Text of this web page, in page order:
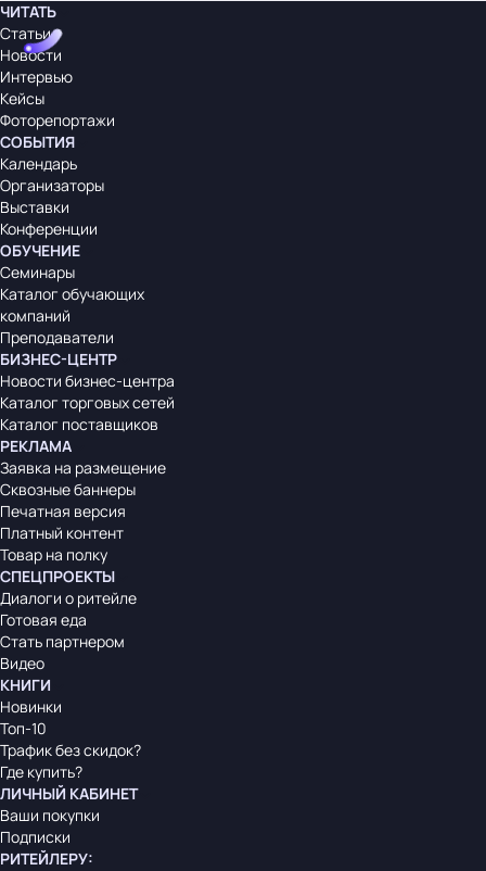
ЧИТАТЬ
Статьи
Новости
Интервью
Кейсы
Фоторепортажи
СОБЫТИЯ
Календарь
Организаторы
Выставки
Конференции
ОБУЧЕНИЕ
Семинары
Каталог обучающих
компаний
Преподаватели
БИЗНЕС-ЦЕНТР
Новости бизнес-центра
Каталог торговых сетей
Каталог поставщиков
РЕКЛАМА
Заявка на размещение
Сквозные баннеры
Печатная версия
Платный контент
Товар на полку
СПЕЦПРОЕКТЫ
Диалоги о ритейле
Готовая еда
Стать партнером
Видео
КНИГИ
Новинки
Топ-10
Трафик без скидок?
Где купить?
ЛИЧНЫЙ КАБИНЕТ
Ваши покупки
Подписки
РИТЕЙЛЕРУ: